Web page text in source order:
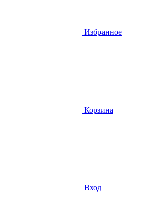
Избранное
Корзина
Вход